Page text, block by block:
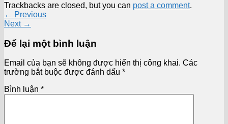
Trackbacks are closed, but you can post a comment.
← Previous
Next →
Để lại một bình luận
Email của bạn sẽ không được hiển thị công khai. Các
trường bắt buộc được đánh dấu *
Bình luận *